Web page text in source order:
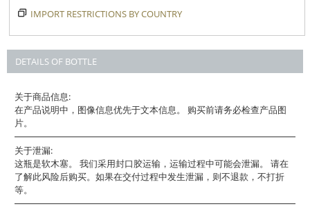
IMPORT RESTRICTIONS BY COUNTRY
DETAILS OF BOTTLE
关于商品信息:
在产品说明中，图像信息优先于文本信息。 购买前请务必检查产品图
片。
关于泄漏:
这瓶是软木塞。 我们采用封口胶运输，运输过程中可能会泄漏。 请在
了解此风险后购买。如果在交付过程中发生泄漏，则不退款，不打折
等。